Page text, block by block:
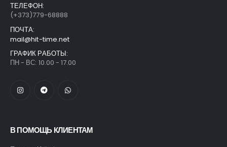
ТЕЛЕФОН:
(+373)779-68888
ПОЧТА:
mail@hit-time.net
ГРАФИК РАБОТЫ:
ПН - ВС: 10.00 - 17.00
В ПОМОЩЬ КЛИЕНТАМ